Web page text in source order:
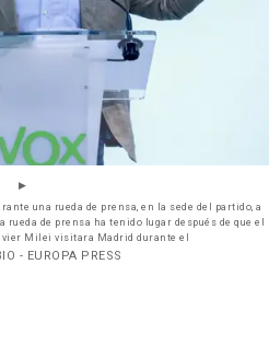
una rueda de prensa, en la sede del partido, a
rueda de prensa ha tenido lugar después de que el
Milei visitara Madrid durante el
- EUROPA PRESS